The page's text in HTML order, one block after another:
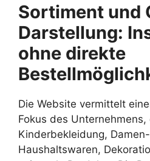
Sortiment und
Darstellung:
ohne direkte
Die Website vermittelt
Fokus des
Kinderbekleidung,
Haushaltswaren,